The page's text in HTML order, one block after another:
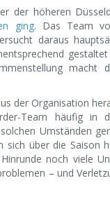
der höheren
ging. Das Team
daraus
macht
der Organisation
Team häufig in
Umständen
über die Saison
noch viele
– und